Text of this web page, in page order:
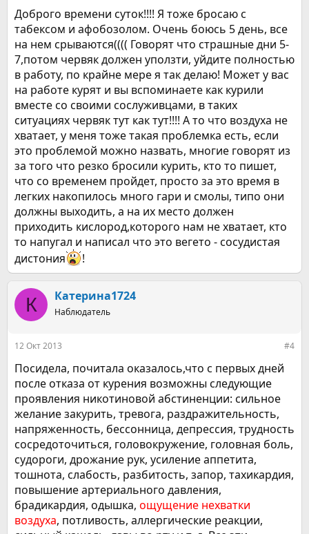
до конца. Было ли Вас такое, как с этом справиться. Уже
несколько дней мучаюсь.
Доброго времени суток!!!! Я тоже бросаю с
табексом и афобозолом. Очень боюсь 5 день, все
на нем срываются(((( Говорят что страшные дни 5-
7,потом червяк должен уползти, уйдите полностью
в работу, по крайне мере я так делаю! Может у вас
на работе курят и вы вспоминаете как курили
вместе со своими сослуживцами, в таких
ситуациях червяк тут как тут!!!! А то что воздуха не
хватает, у меня тоже такая проблемка есть, если
это проблемой можно назвать, многие говорят из
за того что резко бросили курить, кто то пишет,
что со временем пройдет, просто за это время в
легких накопилось много гари и смолы, типо они
должны выходить, а на их место должен
приходить кислород,которого нам не хватает, кто
то напугал и написал что это вегето - сосудистая
дистония
!
К Катерина1724
Наблюдатель
12 Окт 2013 #4
Посидела, почитала оказалось,что с первых дней
после отказа от курения возможны следующие
проявления никотиновой абстиненции: сильное
желание закурить, тревога, раздражительность,
напряженность, бессонница, депрессия, трудность
сосредоточиться, головокружение, головная боль,
судороги, дрожание рук, усиление аппетита,
тошнота, слабость, разбитость, запор, тахикардия,
повышение артериального давления,
брадикардия, одышка, ощущение нехватки
воздуха, потливость, аллергические реакции,